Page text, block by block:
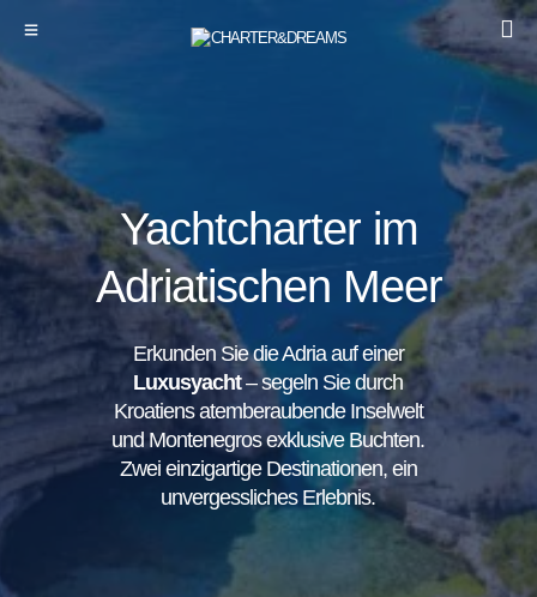
Yachtcharter im
Adriatischen Meer
Erkunden Sie die Adria auf einer
Luxusyacht– segeln Sie durch
Kroatiens atemberaubende Inselwelt
und Montenegros exklusive Buchten.
Zwei einzigartige Destinationen, ein
unvergessliches Erlebnis.